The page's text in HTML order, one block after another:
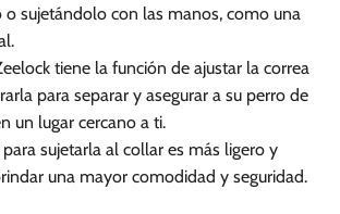
sujetándolo con las manos, como una
tiene la función de ajustar la correa
para separar y asegurar a su perro de
un lugar cercano a ti.
sujetarla al collar es más ligero y
una mayor comodidad y seguridad.